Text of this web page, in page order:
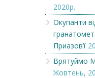
2020р.
Окупанти
Приазов’ї
Врятуймо
Жовтень,